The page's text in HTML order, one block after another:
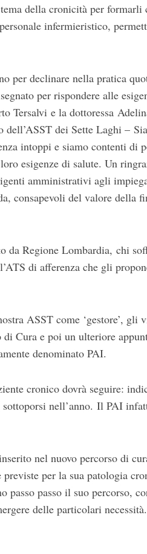
della cronicità per formarli
infermieristico,
per declinare nella pratica
per rispondere alle
Tersalvi e la dottoressa
dei Sette Laghi –
intoppi e siamo contenti di
esigenze di salute. Un
amministrativi agli
consapevoli del valore della
da Regione Lombardia, chi
di afferenza che gli
ASST come ‘gestore’, gli
Cura e poi un ulteriore
denominato PAI.
cronico dovrà seguire:
nell’anno. Il PAI
nel nuovo percorso di
per la sua patologia
passo passo il suo percorso,
delle particolari necessità.